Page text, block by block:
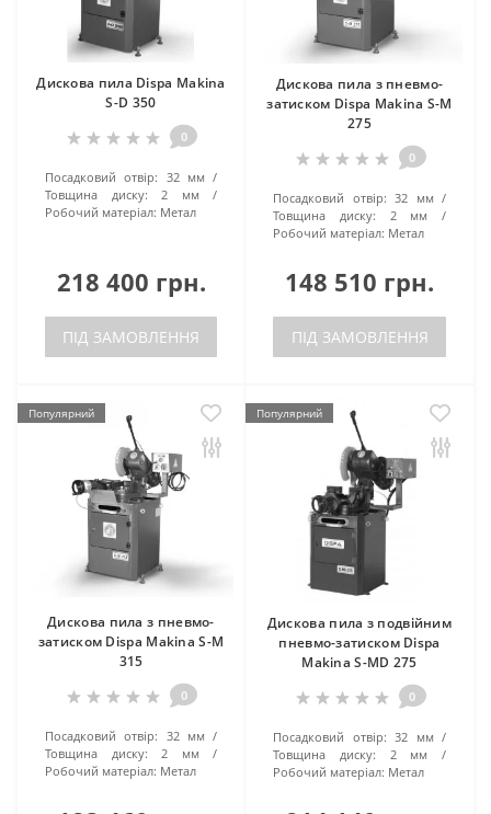
Дискова пила Dispa Makina
S-D 350
0
Посадковий отвір:
32 мм
Товщина диску:
2 мм
Робочий матеріал: Метал
218 400 грн.
ПІД ЗАМОВЛЕННЯ
Дискова пила з пневмо-
затиском Dispa Makina S-M
275
0
Посадковий отвір: 32 мм
Товщина диску:
2 мм
Робочий матеріал: Метал
148 510 грн.
ПІД ЗАМОВЛЕННЯ
Популярний
Дискова пила з пневмо-
затиском Dispa Makina S-M
315
0
Посадковий отвір:
32 мм
Товщина диску:
2 мм
Робочий матеріал: Метал
Популярний
Дискова пила з подвійним
пневмо-затиском Dispa
Makina S-MD 275
0
Посадковий отвір: 32 мм
Товщина диску:
2 мм
Робочий матеріал: Метал